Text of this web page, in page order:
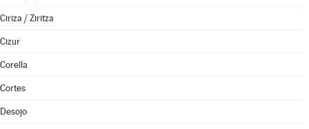
Ciriza / Ziritza
Cizur
Corella
Cortes
Desojo